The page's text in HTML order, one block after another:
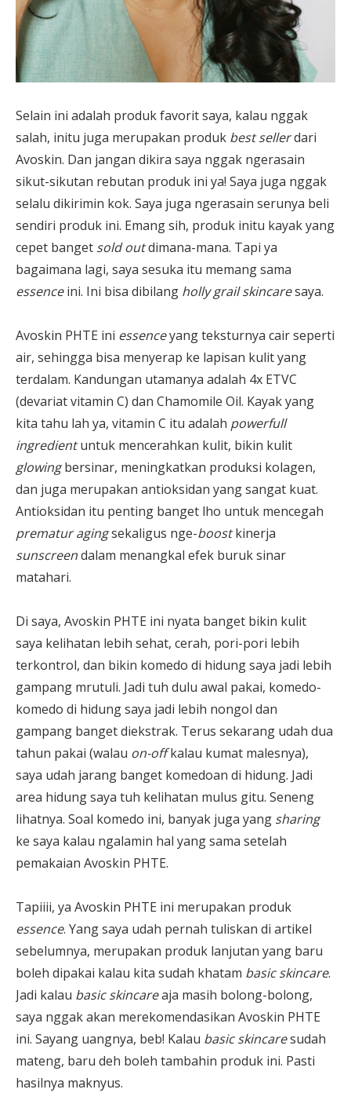
Selain ini adalah produk favorit saya, kalau nggak
salah, initu juga merupakan produk best sellerdari
Avoskin. Dan jangan dikira saya nggak ngerasain
sikut-sikutan rebutan produk ini ya! Saya juga nggak
selalu dikirimin kok. Saya juga ngerasain serunya beli
sendiri produk ini. Emang sih, produk initu kayak yang
cepet banget sold outdimana-mana. Tapi ya
bagaimana lagi, saya sesuka itu memang sama
essenceini. Ini bisa dibilang holly grail skincaresaya.
Avoskin PHTE ini essenceyang teksturnya cair seperti
air, sehingga bisa menyerap ke lapisan kulit yang
terdalam. Kandungan utamanya adalah 4x ETVC
(devariat vitamin C) dan Chamomile Oil. Kayak yang
kita tahu lah ya, vitamin C itu adalah powerfull
ingredientuntuk mencerahkan kulit, bikin kulit
glowingbersinar, meningkatkan produksi kolagen,
dan juga merupakan antioksidan yang sangat kuat.
Antioksidan itu penting banget lho untuk mencegah
prematur agingsekaligus nge-boostkinerja
sunscreendalam menangkal efek buruk sinar
matahari.
Di saya, Avoskin PHTE ini nyata banget bikin kulit
saya kelihatan lebih sehat, cerah, pori-pori lebih
terkontrol, dan bikin komedo di hidung saya jadi lebih
gampang mrutuli. Jadi tuh dulu awal pakai, komedo-
komedo di hidung saya jadi lebih nongol dan
gampang banget diekstrak. Terus sekarang udah dua
tahun pakai (walau on-offkalau kumat malesnya),
saya udah jarang banget komedoan di hidung. Jadi
area hidung saya tuh kelihatan mulus gitu. Seneng
lihatnya. Soal komedo ini, banyak juga yang sharing
ke saya kalau ngalamin hal yang sama setelah
pemakaian Avoskin PHTE.
Tapiiii, ya Avoskin PHTE ini merupakan produk
essence. Yang saya udah pernah tuliskan di artikel
sebelumnya, merupakan produk lanjutan yang baru
boleh dipakai kalau kita sudah khatam basic skincare.
Jadi kalau basic skincareaja masih bolong-bolong,
saya nggak akan merekomendasikan Avoskin PHTE
ini. Sayang uangnya, beb! Kalau basic skincaresudah
mateng, baru deh boleh tambahin produk ini. Pasti
hasilnya maknyus.